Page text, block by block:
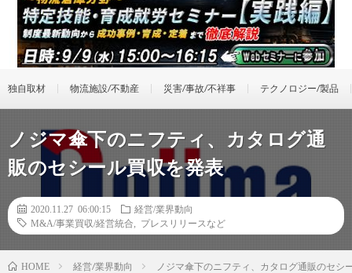
独自取材 物流施設/不動産 災害/事故/不祥事 テクノロジー/製品
ノジマ傘下のニフティ、カタログ通
販のセシール買収を発表
2020.11.27 06:00:15
経営/業界動向
M&A/事業買収/経営統合
プレスリリースなど
HOME 経営/業界動向 ノジマ傘下のニフティ、カタログ通販のセシ